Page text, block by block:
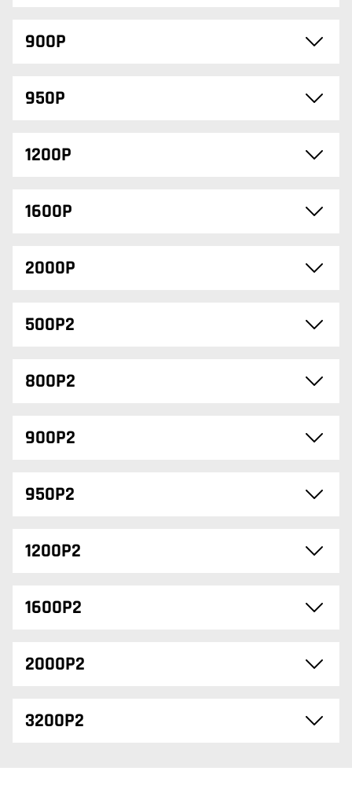
900P
950P
1200P
1600P
2000P
500P2
800P2
900P2
950P2
1200P2
1600P2
2000P2
3200P2